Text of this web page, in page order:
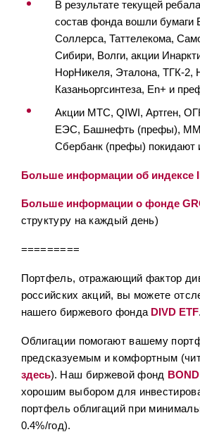
В результате текущей
состав фонда вошли бумаги
Соллерса, Таттелекома,
Сибири, Волги, акции
НорНикеля, Эталона, ТГК-2,
Казаньоргсинтеза, En+ и
Акции МТС, QIWI, Артген,
ЕЭС, Башнефть (префы),
Сбербанк (префы) покидают
Больше информации об индексе
Больше информации о фонде
структуру на каждый день)
=========
Портфель, отражающий фактор
российских акций, вы можете
нашего биржевого фонда DIVD ETF.
Облигации помогают вашему
предсказуемым и комфортным
здесь). Наш биржевой фонд
хорошим выбором для
портфель облигаций при
0.4%/год).